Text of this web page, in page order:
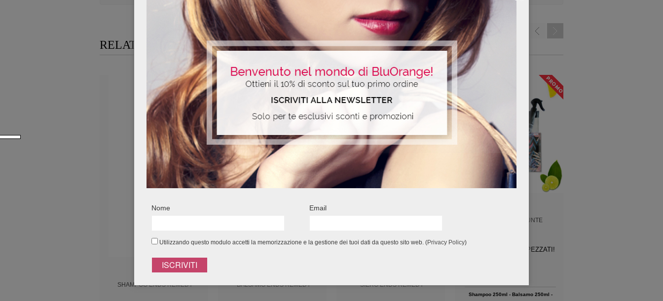
RELATED PRODUCTS
SHAMPOO ENDS REMEDY BALSAMO ENDS REMEDY SIERO ENDS REMEDY
ADDIO DOPPIE PUNTE
STOP AI CAPELLI SPEZZATI!
Shampoo 250ml - Balsamo 250ml -
Nome Email
Utilizzando questo modulo accetti la memorizzazione e la gestione dei tuoi dati da questo sito web. (Privacy Policy)